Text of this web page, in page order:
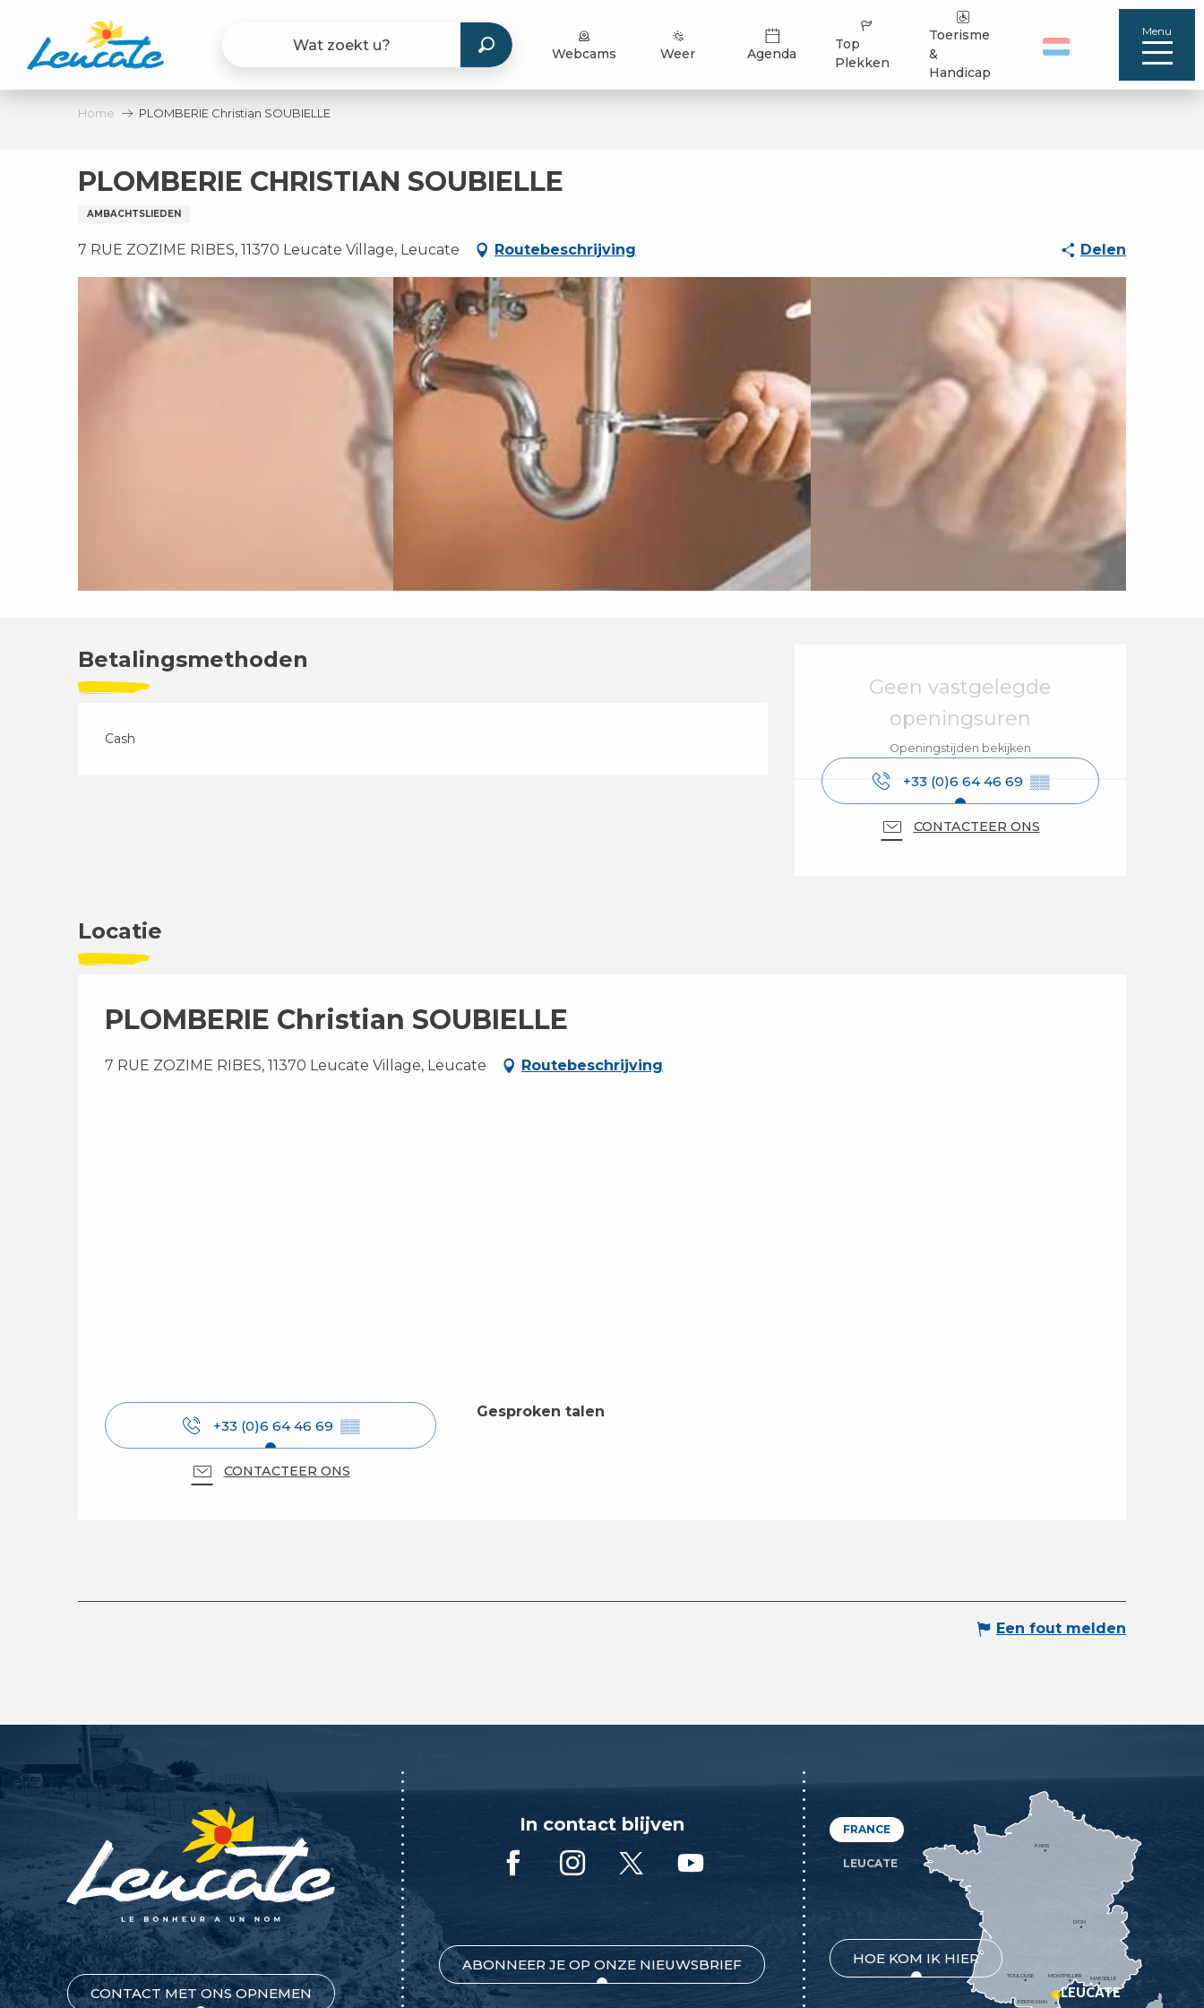
contenu
principal
Webcams Weer Agenda
Top
Plekken
Toerisme
&
Handicap
Menu
Home PLOMBERIE Christian SOUBIELLE
PLOMBERIE CHRISTIAN SOUBIELLE
AMBACHTSLIEDEN
7 RUE ZOZIME RIBES, 11370 Leucate Village, Leucate Routebeschrijving Delen
Openingstijden en
Geen vastgelegde
openingsuren
Openingstijden bekijken
+33 (0)6 64 46 69 ▒▒
CONTACTEER ONS
Betalingsmethoden
Cash
Locatie
PLOMBERIE Christian SOUBIELLE
7 RUE ZOZIME RIBES, 11370 Leucate Village, Leucate Routebeschrijving
+33 (0)6 64 46 69 ▒▒
CONTACTEER ONS
Gesproken talen
Gesproken talen
Een fout melden
CONTACT MET ONS OPNEMEN
In contact blijven
ABONNEER JE OP ONZE NIEUWSBRIEF
FRANCE
LEUCATE
HOE KOM IK HIER
MONTPELLIER
PERPIGNAN
MARSEILLE
TOULOUSE
LYON
PARIS
LEUCATE